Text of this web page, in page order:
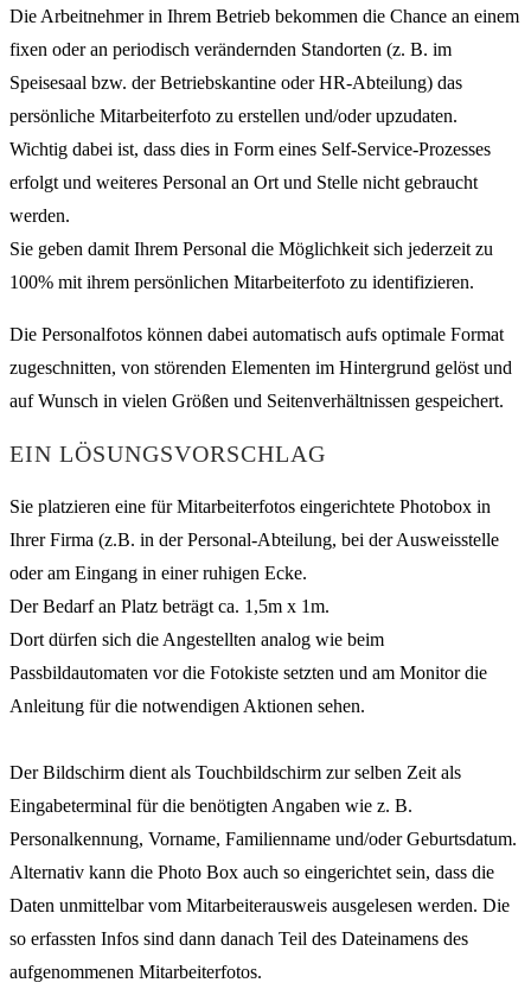
Die Arbeitnehmer in Ihrem Betrieb bekommen die Chance an einem
fixen oder an periodisch verändernden Standorten (z. B. im
Speisesaal bzw. der Betriebskantine oder HR-Abteilung) das
persönliche Mitarbeiterfoto zu erstellen und/oder upzudaten.
Wichtig dabei ist, dass dies in Form eines Self-Service-Prozesses
erfolgt und weiteres Personal an Ort und Stelle nicht gebraucht
werden.
Sie geben damit Ihrem Personal die Möglichkeit sich jederzeit zu
100% mit ihrem persönlichen Mitarbeiterfoto zu identifizieren.
Die Personalfotos können dabei automatisch aufs optimale Format
zugeschnitten, von störenden Elementen im Hintergrund gelöst und
auf Wunsch in vielen Größen und Seitenverhältnissen gespeichert.
EIN LÖSUNGSVORSCHLAG
Sie platzieren eine für Mitarbeiterfotos eingerichtete Photobox in
Ihrer Firma (z.B. in der Personal-Abteilung, bei der Ausweisstelle
oder am Eingang in einer ruhigen Ecke.
Der Bedarf an Platz beträgt ca. 1,5m x 1m.
Dort dürfen sich die Angestellten analog wie beim
Passbildautomaten vor die Fotokiste setzten und am Monitor die
Anleitung für die notwendigen Aktionen sehen.
Der Bildschirm dient als Touchbildschirm zur selben Zeit als
Eingabeterminal für die benötigten Angaben wie z. B.
Personalkennung, Vorname, Familienname und/oder Geburtsdatum.
Alternativ kann die Photo Box auch so eingerichtet sein, dass die
Daten unmittelbar vom Mitarbeiterausweis ausgelesen werden. Die
so erfassten Infos sind dann danach Teil des Dateinamens des
aufgenommenen Mitarbeiterfotos.